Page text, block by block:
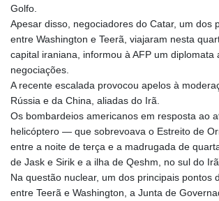
Golfo.
Apesar disso, negociadores do Catar, um dos
entre Washington e Teerã, viajaram nesta
capital iraniana, informou à AFP um diplomata
negociações.
A recente escalada provocou apelos à
Rússia e da China, aliadas do Irã.
Os bombardeios americanos em resposta ao
helicóptero — que sobrevoava o Estreito de
entre a noite de terça e a madrugada de
de Jask e Sirik e a ilha de Qeshm, no sul do Irã.
Na questão nuclear, um dos principais pontos
entre Teerã e Washington, a Junta de